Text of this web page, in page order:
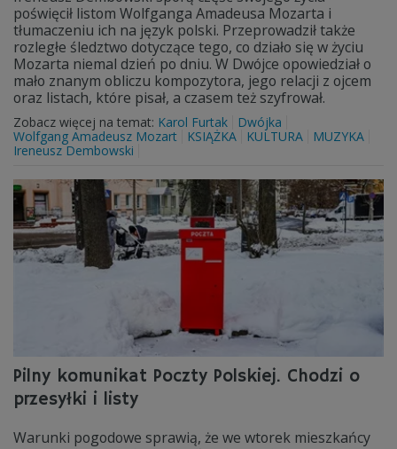
poświęcił listom Wolfganga Amadeusa Mozarta i
tłumaczeniu ich na język polski. Przeprowadził także
rozległe śledztwo dotyczące tego, co działo się w życiu
Mozarta niemal dzień po dniu. W Dwójce opowiedział o
mało znanym obliczu kompozytora, jego relacji z ojcem
oraz listach, które pisał, a czasem też szyfrował.
Zobacz więcej na temat: Karol Furtak
Dwójka
Wolfgang Amadeusz Mozart
KSIĄŻKA KULTURA
MUZYKA
Ireneusz Dembowski
Pilny komunikat Poczty Polskiej. Chodzi o
przesyłki i listy
Warunki pogodowe sprawią, że we wtorek mieszkańcy